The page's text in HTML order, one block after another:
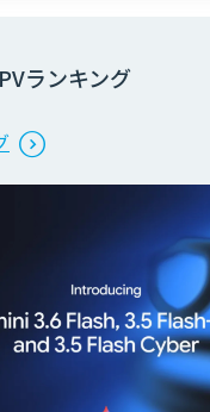
ランキング